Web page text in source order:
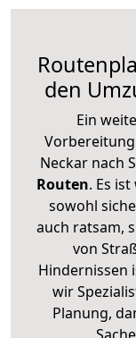
den
Ein
Vorbereitung
Neckar nach
Routen. Es
sowohl
auch ratsam,
von
Hindernissen
wir
Planung,